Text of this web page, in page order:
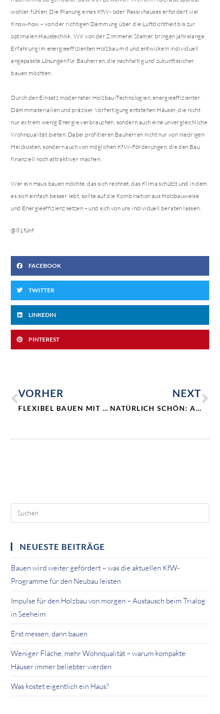
wohler fühlen. Die Planung eines KfW- oder Passivhauses erfordert viel
Know-how – von der richtigen Dämmung über die Luftdichtheit bis zur
optimalen Haustechnik. Wir von der Zimmerei Stamer bringen jahrelange
Erfahrung im energieeffizienten Holzbau mit und entwickeln individuell
angepasste Lösungen für Bauherren, die nachhaltig und zukunftssicher
bauen möchten.
Durch den Einsatz modernster Holzbau-Technologien, energieeffizienter
Dämmmaterialien und präziser Vorfertigung entstehen Häuser, die nicht
nur extrem wenig Energie verbrauchen, sondern auch eine unvergleichliche
Wohnqualität bieten. Dabei profitieren Bauherren nicht nur von niedrigen
Heizkosten, sondern auch von möglichen KfW-Förderungen, die den Bau
finanziell noch attraktiver machen.
Wer ein Haus bauen möchte, das sich rechnet, das Klima schützt und in dem
es sich einfach besser lebt, sollte auf die Kombination aus Holzbauweise
und Energieeffizienz setzen – und sich von uns individuell beraten lassen.
@81fünf
FACEBOOK
TWITTER
LINKEDIN
PINTEREST
VORHER
FLEXIBEL BAUEN MIT HOLZMODULEN – DIE ZIMMEREI STAMER SCHAFFT RAUM NACH MASS
NEXT
NATÜRLICH SCHÖN: AUCH INNEN KOMMT HOLZ GUT AN
NEUESTE BEITRÄGE
Bauen wird weiter gefördert – was die aktuellen KfW-
Programme für den Neubau leisten
Impulse für den Holzbau von morgen – Austausch beim Trialog
in Seeheim
Erst messen, dann bauen
Weniger Fläche, mehr Wohnqualität – warum kompakte
Häuser immer beliebter werden
Was kostet eigentlich ein Haus?